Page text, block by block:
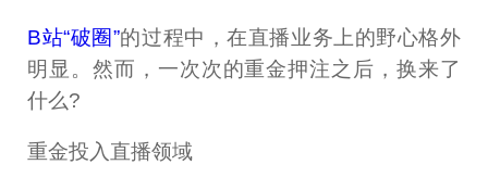
B站“破圈”的过程中，在直播业务上的野心格外
明显。然而，一次次的重金押注之后，换来了
什么?
重金投入直播领域